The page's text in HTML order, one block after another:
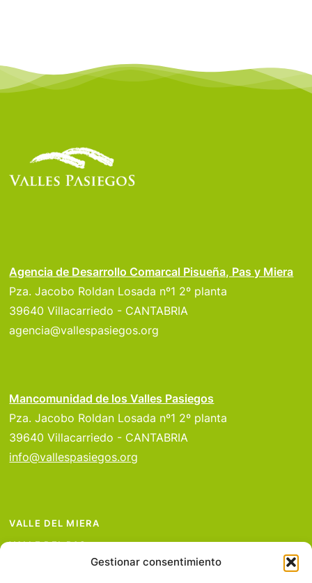
Gestionar consentimiento
Agencia de Desarrollo Comarcal Pisueña, Pas y Miera
Pza. Jacobo Roldan Losada nº1 2º planta
39640 Villacarriedo - CANTABRIA
agencia@vallespasiegos.org
Mancomunidad de los Valles Pasiegos
Pza. Jacobo Roldan Losada nº1 2º planta
39640 Villacarriedo - CANTABRIA
info@vallespasiegos.org
VALLE DEL MIERA
VALLE DEL PAS
VALLE DEL PISUEÑA